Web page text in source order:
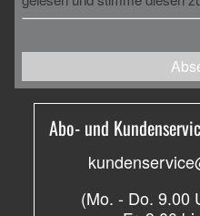
Abo- und
(Mo. - Do. 9.00